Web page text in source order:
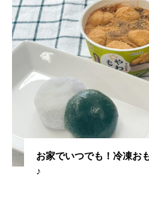
お家でいつでも！冷凍お
♪